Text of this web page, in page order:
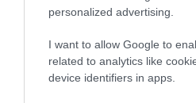
personalized advertising.
I want to allow Google to
related to analytics like
device identifiers in apps.
A TERMÉSZET NEM SZERETI
AZ EGYHANGÚSÁGOT: A
VÁLTOZATOS NÖVÉNYZET
A